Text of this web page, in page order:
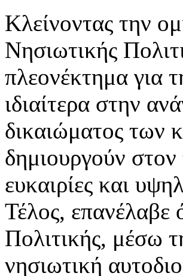
Κλείνοντας την
Νησιωτικής
πλεονέκτημα για
ιδιαίτερα στην
δικαιώματος των
δημιουργούν στον
ευκαιρίες και
Τέλος, επανέλαβε
Πολιτικής, μέσω
νησιωτική